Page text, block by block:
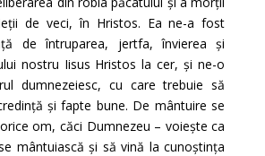
de veci, în Hristos. Ea ne-a fost
de întruparea, jertfa, învierea și
nostru Iisus Hristos la cer, și ne-o
dumnezeiesc, cu care trebuie să
și fapte bune. De mântuire se
om, căci Dumnezeu – voiește ca
mântuiască și să vină la cunoștința